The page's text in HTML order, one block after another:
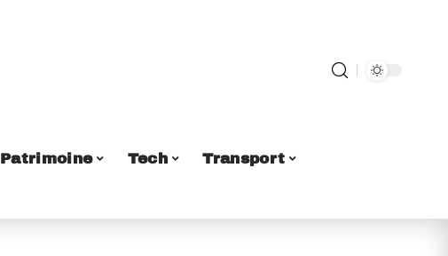
Patrimoine Tech Transport